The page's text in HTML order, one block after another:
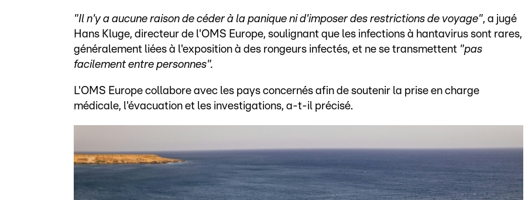
"Il n'y a aucune raison de céder à la panique ni d'imposer des restrictions de voyage", a jugé
Hans Kluge, directeur de l'OMS Europe, soulignant que les infections à hantavirus sont rares,
généralement liées à l'exposition à des rongeurs infectés, et ne se transmettent "pas
facilement entre personnes".
L'OMS Europe collabore avec les pays concernés afin de soutenir la prise en charge
médicale, l'évacuation et les investigations, a-t-il précisé.